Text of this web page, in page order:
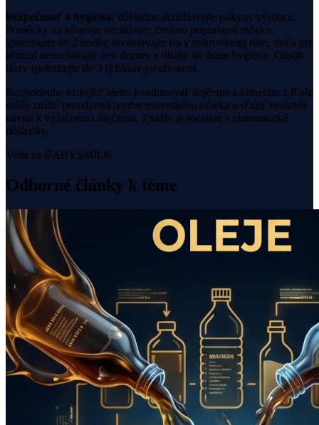
Bezpečnosť a hygiena: dôkladne dodržiavajte pokyny výrobcu.
Pomôcky na kŕmenie sterilizujte, čerstvo pripravené mlieko
spotrebujte do 2 hodín, neohrievajte ho v mikrovlnnej rúre, dieťa pri
kŕmení nenechávajte bez dozoru a dbajte na ústnu hygienu. Obsah
dózy spotrebujte do 3 týždňov po otvorení.
Rozhodnutie nedojčiť alebo kombinovať dojčenie s kŕmením z fľaše
môže znížiť prirodzenú tvorbu materského mlieka a sťažiť neskorší
návrat k výlučnému dojčeniu. Zvážte aj sociálne a ekonomické
dôsledky.
Veda za BABYSMILK
Odborné články k téme